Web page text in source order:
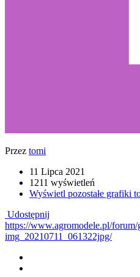
Przez tomi
11 Lipca 2021
1211 wyświetleń
Wyświetl pozostałe grafiki
Udostępnij
https://www.agromodele.pl/
img_20210711_061322jpg/